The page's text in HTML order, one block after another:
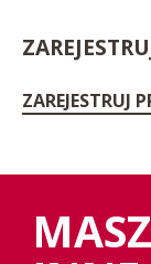
ZAREJESTRUJ